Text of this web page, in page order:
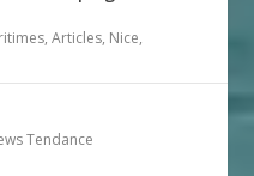
,Articles, Nice,
Tendance